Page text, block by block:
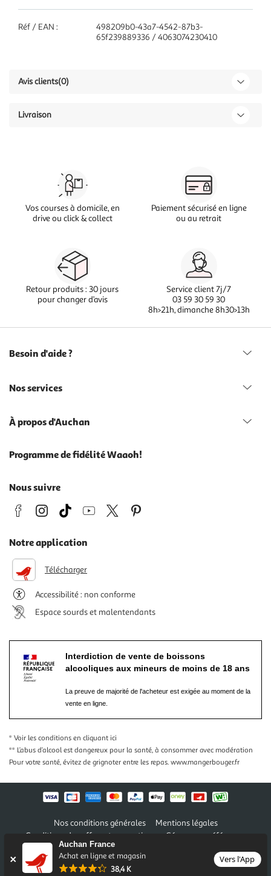
Auchan France
Achat en ligne et magasin
38,4 K
Vers l'App
Réf / EAN :
498209b0-43a7-4542-87b3-
65f239889336 / 4063074230410
Avis clients(0)
Livraison
Vos courses à domicile, en
drive ou click & collect
Paiement sécurisé en ligne
ou au retrait
Retour produits : 30 jours
pour changer d’avis
Service client 7j/7
03 59 30 59 30
8h>21h, dimanche 8h30>13h
Besoin d'aide ?
Nos services
À propos d'Auchan
Programme de fidélité Waaoh!
Nous suivre
Notre application
Télécharger
Accessibilité : non conforme
Espace sourds et malentendants
Interdiction de vente de boissons
alcooliques aux mineurs de moins de 18 ans
La preuve de majorité de l'acheteur est exigée au moment de la
vente en ligne.
* Voir les conditions en cliquant ici
** L’abus d’alcool est dangereux pour la santé, à consommer avec modération
Pour votre santé, évitez de grignoter entre les repas. www.mangerbouger.fr
Nos conditions générales
Mentions légales
Conditions des offres et promotions
Gérer mes préférences
Politique de confidentialité
Auchan 2026 © Tous droits réservés